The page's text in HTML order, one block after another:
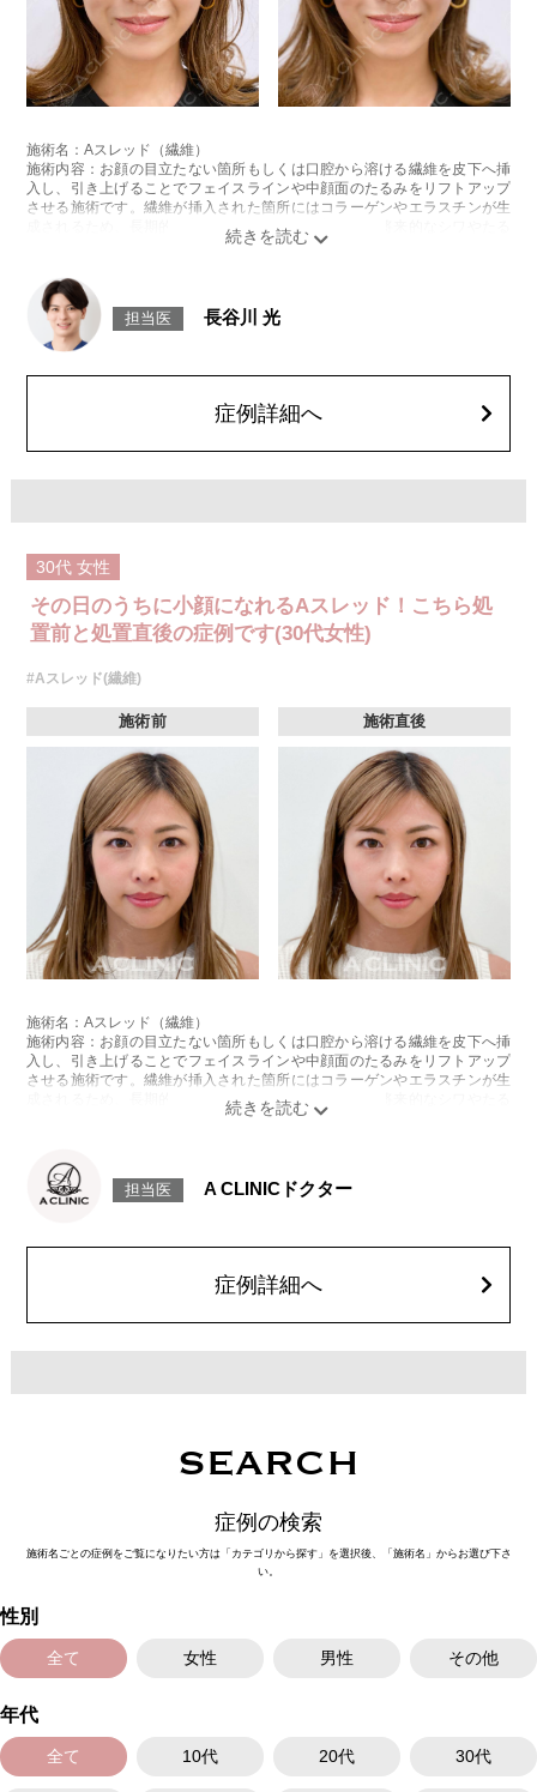
施術名：Aスレッド（繊維）
施術内容：お顔の目立たない箇所もしくは口腔から溶ける繊維を皮下へ挿
入し、引き上げることでフェイスラインや中顔面のたるみをリフトアップ
させる施術です。繊維が挿入された箇所にはコラーゲンやエラスチンが生
成されるため、長期的な美肌効果、肌質の改善効果、将来的なシワやたる
みの予防効果が期待できます。
リスク、副作用：腫れ、内出血、疼痛、頭痛、引き攣れ感などが生じるこ
とがございます。また、稀ではありますが、施術部位の細菌感染症、皮膚
のよれ、繊維の突出などが生じることがございます。化膿止め・痛み止め
を処方しております。服用により、何か異常があれば服用を中止してくだ
費用：1部位 184,800円(税込)
オプション：笑気麻酔 3,300円(税込)
担当医 長谷川 光
症例詳細へ
30代 女性
その日のうちに小顔になれるAスレッド！こちら処
置前と処置直後の症例です(30代女性)
#Aスレッド(繊維)
施術前 施術直後
施術名：Aスレッド（繊維）
施術内容：お顔の目立たない箇所もしくは口腔から溶ける繊維を皮下へ挿
入し、引き上げることでフェイスラインや中顔面のたるみをリフトアップ
させる施術です。繊維が挿入された箇所にはコラーゲンやエラスチンが生
成されるため、長期的な美肌効果、肌質の改善効果、将来的なシワやたる
みの予防効果が期待できます。
とがございます。また、稀ではありますが、施術部位の細菌感染症、皮膚
のよれ、繊維の突出などが生じることがございます。化膿止め・痛み止め
費用：1部位 184,800円(税込)
オプション：笑気麻酔 3,300円(税込)
担当医 A CLINICドクター
症例詳細へ
SEARCH
症例の検索
施術名ごとの症例をご覧になりたい方は「カテゴリから探す」を選択後、「施術名」からお選び下さ
い。
性別
全て 女性 男性 その他
年代
全て 10代 20代 30代